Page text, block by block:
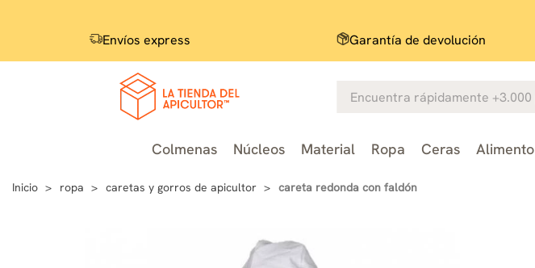
Envíos express Garantía de devolución
Colmenas Núcleos Material Ropa Ceras Alimento
Inicio ropa caretas y gorros de apicultor careta redonda con faldón